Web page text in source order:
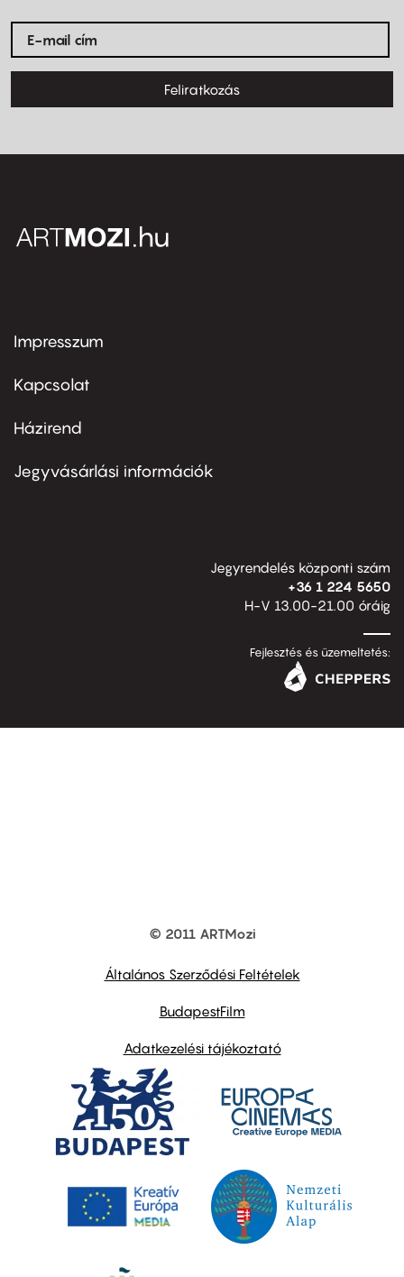
Feliratkozás
Footer
first
Impresszum
Kapcsolat
Footer
second
Házirend
Jegyvásárlási információk
Jegyrendelés központi szám
+36 1 224 5650
H-V 13.00-21.00 óráig
Fejlesztés és üzemeltetés:
© 2011 ARTMozi
Általános Szerződési Feltételek
BudapestFilm
Adatkezelési tájékoztató